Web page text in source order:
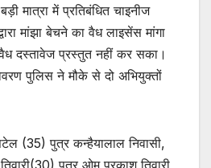
मात्रा में प्रतिबंधित चाइनीज
मांझा बेचने का वैध लाइसेंस मांगा
दस्तावेज प्रस्तुत नहीं कर सका।
पुलिस ने मौके से दो अभियुक्तों
(35) पुत्र कन्हैयालाल निवासी,